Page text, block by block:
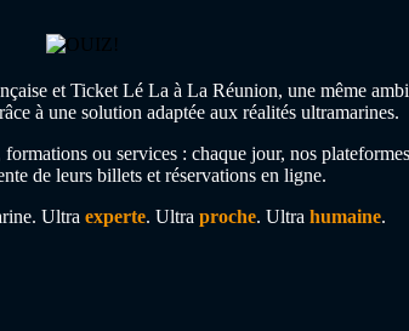
et Ticket Lé La à La Réunion, une même
à une solution adaptée aux réalités ultramarines.
ou services : chaque jour, nos
de leurs billets et réservations en ligne.
Ultra experte. Ultra proche.️ Ultra humaine.